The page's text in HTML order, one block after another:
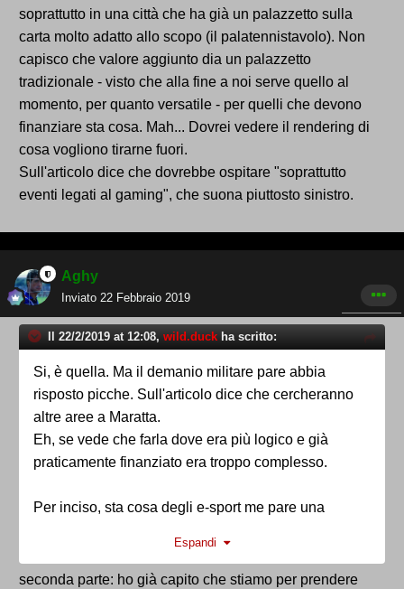
soprattutto in una città che ha già un palazzetto sulla
carta molto adatto allo scopo (il palatennistavolo). Non
capisco che valore aggiunto dia un palazzetto
tradizionale - visto che alla fine a noi serve quello al
momento, per quanto versatile - per quelli che devono
finanziare sta cosa. Mah... Dovrei vedere il rendering di
cosa vogliono tirarne fuori.
Sull'articolo dice che dovrebbe ospitare "soprattutto
eventi legati al gaming", che suona piuttosto sinistro.
Aghy
Inviato 22 Febbraio 2019
Il 22/2/2019 at 12:08, wild.duck ha scritto:
Si, è quella. Ma il demanio militare pare abbia
risposto picche. Sull'articolo dice che cercheranno
altre aree a Maratta.
Eh, se vede che farla dove era più logico e già
praticamente finanziato era troppo complesso.
Per inciso, sta cosa degli e-sport me pare una
palazzetto sulla carta molto adatto allo scopo (il
palatennistavolo). Non capisco che valore aggiunto
Espandi
seconda parte: ho già capito che stiamo per prendere